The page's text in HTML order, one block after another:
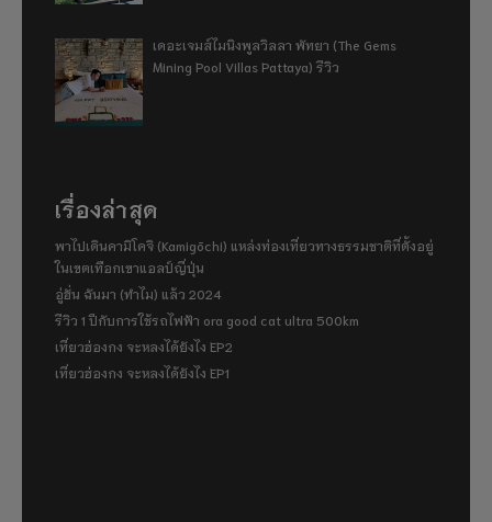
เดอะเจมส์ไมนิงพูลวิลลา พัทยา (The Gems
Mining Pool Villas Pattaya) รีวิว
เรื่องล่าสุด
พาไปเดินคามิโคจิ (Kamigōchi) แหล่งท่องเที่ยวทางธรรมชาติที่ตั้งอยู่
ในเขตเทือกเขาแอลป์ญี่ปุ่น
อู่ฮั่น ฉันมา (ทำไม) แล้ว 2024
รีวิว 1 ปีกับการใช้รถไฟฟ้า ora good cat ultra 500km
เที่ยวฮ่องกง จะหลงได้ยังไง EP2
เที่ยวฮ่องกง จะหลงได้ยังไง EP1